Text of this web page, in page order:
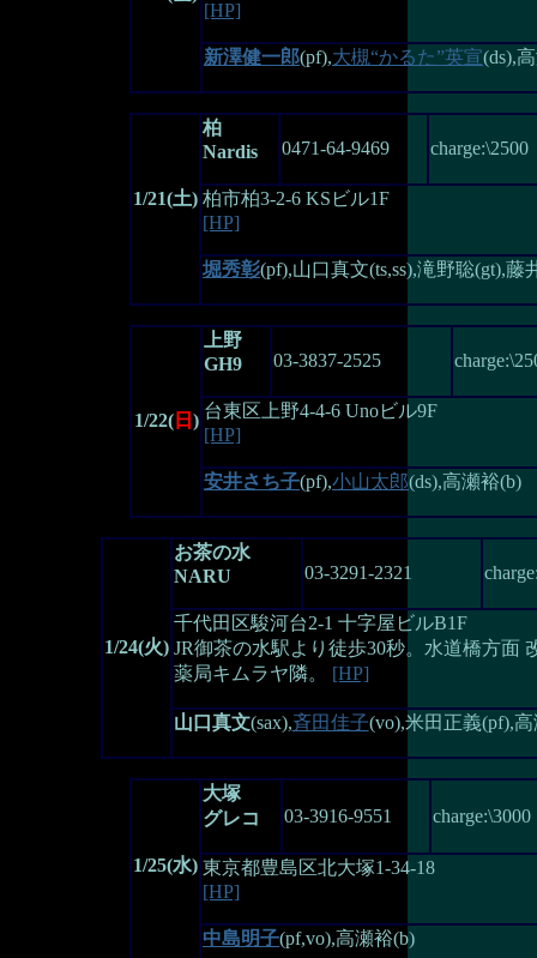
[HP]
新澤健一郎(pf),大槻“かるた”英宣(ds),
1/21(土)
柏
Nardis
0471-64-9469 charge:\2500
柏市柏3-2-6 KSビル1F
[HP]
堀秀彰(pf),山口真文(ts,ss),滝野聡(gt),藤
1/22(日 )
上野
GH9
03-3837-2525
台東区上野4-4-6 Unoビル9F
[HP]
安井さち子(pf),小山太郎(ds),高瀬裕(b)
1/24(火)
お茶の水
NARU
03-3291-2321
千代田区駿河台2-1 十字屋ビルB1F
JR御茶の水駅より徒歩30秒。水道橋方面
薬局キムラヤ隣。 [HP]
山口真文(sax),斉田佳子(vo),米田正義(pf),
1/25(水)
大塚
グレコ
03-3916-9551 charge:\3000
東京都豊島区北大塚1-34-18
[HP]
中島明子(pf,vo),高瀬裕(b)